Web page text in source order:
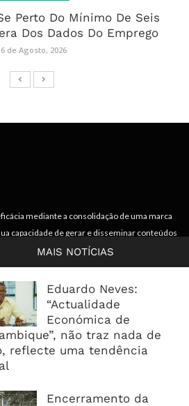
MAIS NOTÍCIAS
Eduardo Neves:
“Actualidade
Económica de
não traz nada de
reflecte uma tendência
Encerramento da
Perto Do Mínimo De Seis
Dos Dados Do Emprego
6 de Agosto, 2026
mediante a consolidação de uma marca
capacidade de gerar e disseminar conteúdos
económica em termos tais que
para quem recebe, acompanha e absorve as
meios do projecto. Portanto, o
importantes para os objectivos institucionais e